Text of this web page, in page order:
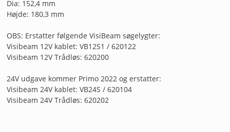
Dia: 152,4 mm
Højde: 180,3 mm
OBS: Erstatter følgende VisiBeam søgelygter:
Visibeam 12V kablet: VB12S1 / 620122
Visibeam 12V Trådløs: 620200
24V udgave kommer Primo 2022 og erstatter:
Visibeam 24V kablet: VB24S / 620104
Visibeam 24V Trådløs: 620202